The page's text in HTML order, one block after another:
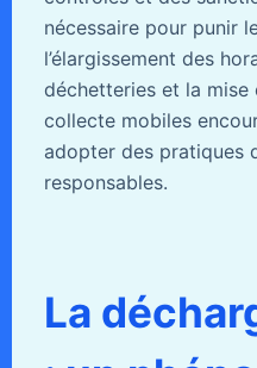
nécessaire pour punir
l’élargissement des
déchetteries et la
collecte mobiles
adopter des pratiques
responsables.
La